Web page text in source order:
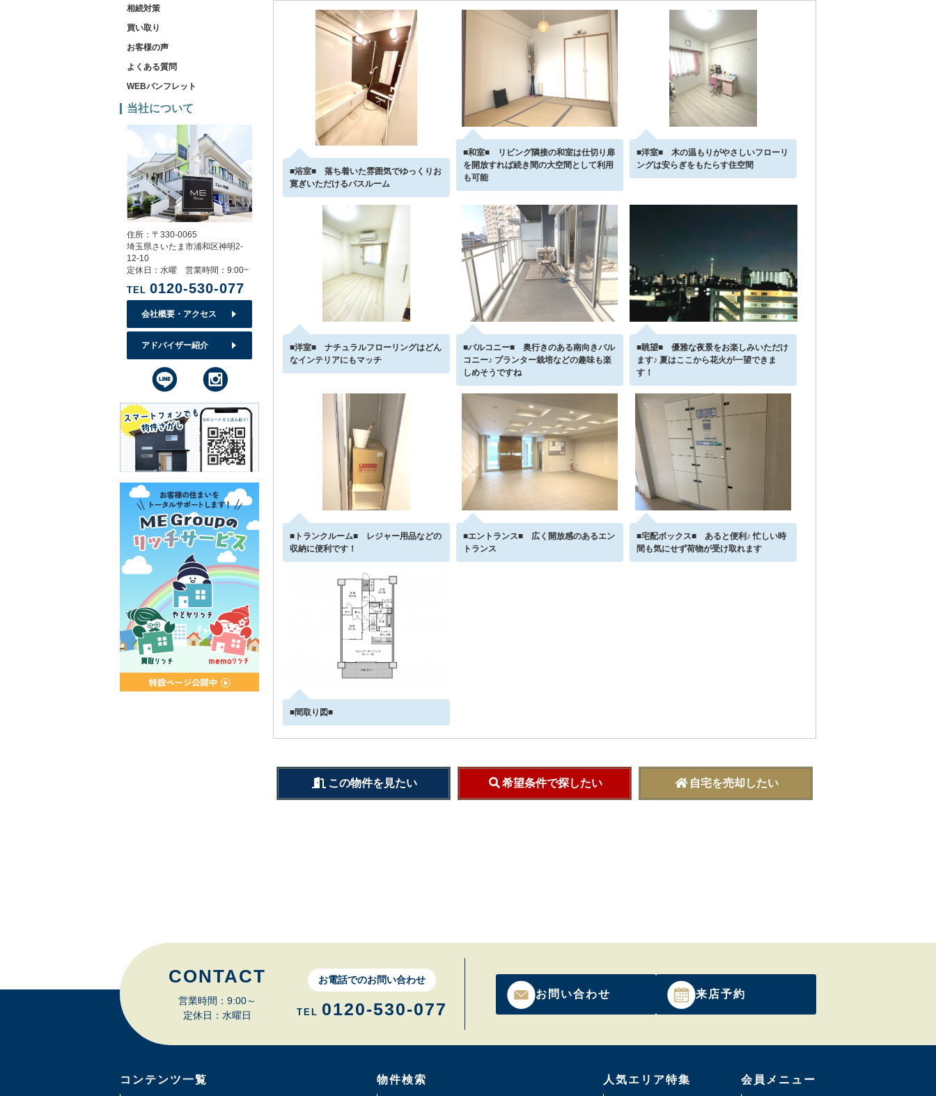
■浴室■ 落ち着いた雰囲気でゆっくりお
寛ぎいただけるバスルーム
■和室■ リビング隣接の和室は仕切り扉
を開放すれば続き間の大空間として利用
も可能
■洋室■ 木の温もりがやさしいフローリ
ングは安らぎをもたらす住空間
■洋室■ ナチュラルフローリングはどん
なインテリアにもマッチ
■バルコニー■ 奥行きのある南向きバル
コニー♪ プランター栽培などの趣味も楽
しめそうですね
■眺望■ 優雅な夜景をお楽しみいただけ
ます♪ 夏はここから花火が一望できま
す！
■トランクルーム■ レジャー用品などの
収納に便利です！
■エントランス■ 広く開放感のあるエン
トランス
■宅配ボックス■ あると便利♪ 忙しい時
間も気にせず荷物が受け取れます
■間取り図■
この物件を見たい 希望条件で探したい 自宅を売却したい
相続対策
買い取り
お客様の声
よくある質問
WEBパンフレット
当社について
住所：〒330-0065
埼玉県さいたま市浦和区神明2-
12-10
定休日：水曜 営業時間：9:00~
TEL 0120-530-077
会社概要・アクセス
アドバイザー紹介
CONTACT
営業時間：9:00～
定休日：水曜日
お電話でのお問い合わせ
TEL 0120-530-077
お問い合わせ 来店予約
コンテンツ一覧 物件検索 人気エリア特集 会員メニュー